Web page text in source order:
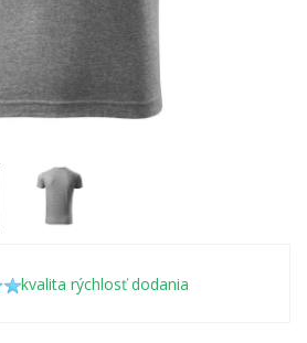
kvalita rýchlosť dodania